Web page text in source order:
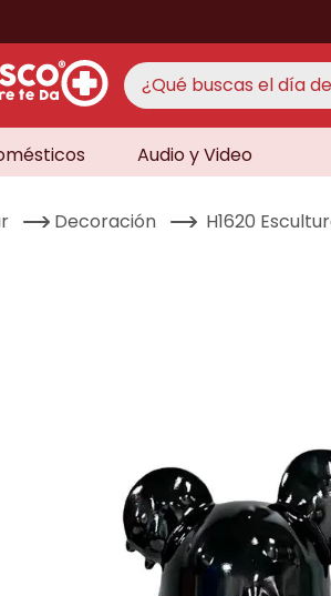
¿Qué buscas el día de
Audio y Video
Decoración H1620
2
9. aire-
10.